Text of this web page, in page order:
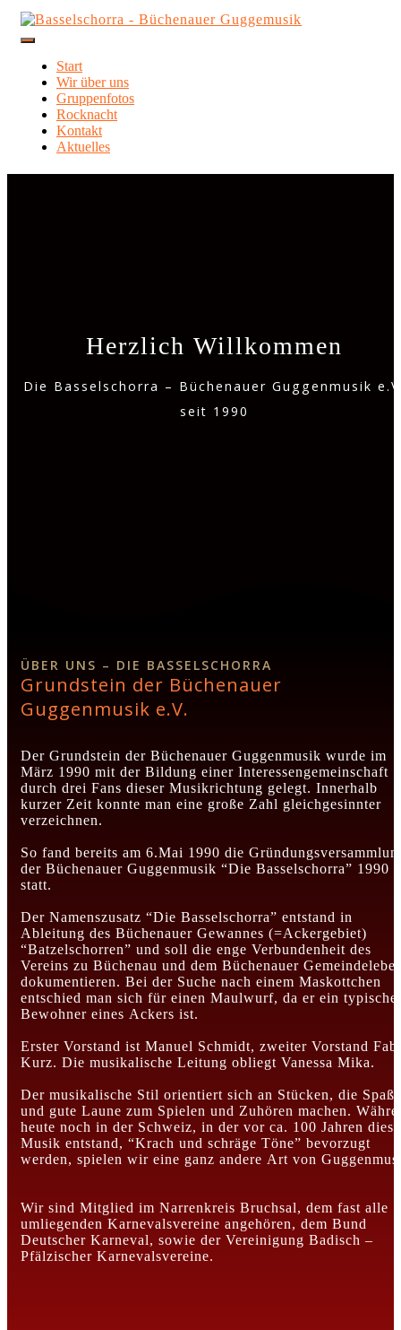
Toggle
Navigation
Start
Wir über uns
Gruppenfotos
Rocknacht
Kontakt
Aktuelles
Herzlich Willkommen
Die Basselschorra – Büchenauer Guggenmusik
seit 1990
ÜBER UNS – DIE BASSELSCHORRA
Grundstein der Büchenauer
Guggenmusik e.V.
Der Grundstein der Büchenauer Guggenmusik wurde im
März 1990 mit der Bildung einer Interessengemeinschaft
durch drei Fans dieser Musikrichtung gelegt. Innerhalb
kurzer Zeit konnte man eine große Zahl gleichgesinnter
verzeichnen.
So fand bereits am 6.Mai 1990 die
der Büchenauer Guggenmusik “Die Basselschorra” 1990
statt.
Der Namenszusatz “Die Basselschorra” entstand in
Ableitung des Büchenauer Gewannes (=Ackergebiet)
“Batzelschorren” und soll die enge Verbundenheit des
Vereins zu Büchenau und dem Büchenauer
dokumentieren. Bei der Suche nach einem Maskottchen
entschied man sich für einen Maulwurf, da er ein
Bewohner eines Ackers ist.
Erster Vorstand ist Manuel Schmidt, zweiter Vorstand
Kurz. Die musikalische Leitung obliegt Vanessa Mika.
Der musikalische Stil orientiert sich an Stücken, die Spaß
und gute Laune zum Spielen und Zuhören machen.
heute noch in der Schweiz, in der vor ca. 100 Jahren diese
Musik entstand, “Krach und schräge Töne” bevorzugt
werden, spielen wir eine ganz andere Art von
Wir sind Mitglied im Narrenkreis Bruchsal, dem fast alle
umliegenden Karnevalsvereine angehören, dem Bund
Deutscher Karneval, sowie der Vereinigung Badisch –
Pfälzischer Karnevalsvereine.